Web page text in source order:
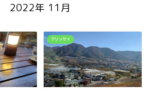
2022年 11月
クリッセイ